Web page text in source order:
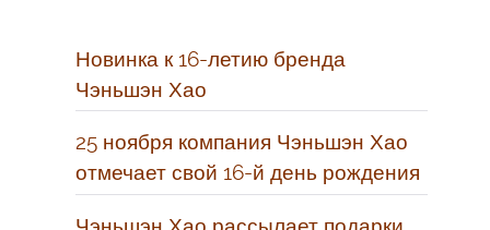
Новинка к 16-летию бренда
Чэньшэн Хао
25 ноября компания Чэньшэн Хао
отмечает свой 16-й день рождения